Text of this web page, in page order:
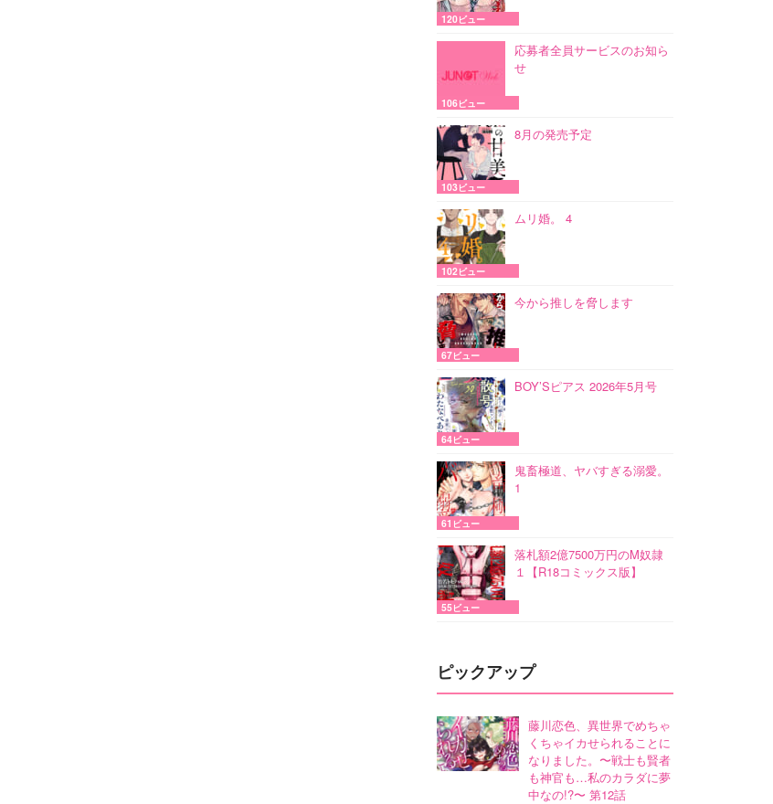
120ビュー
応募者全員サービスのお知ら
せ
106ビュー
8月の発売予定
103ビュー
ムリ婚。 4
102ビュー
今から推しを脅します
67ビュー
BOY’Sピアス 2026年5月号
64ビュー
鬼畜極道、ヤバすぎる溺愛。
1
61ビュー
落札額2億7500万円のM奴隷
１【R18コミックス版】
55ビュー
ピックアップ
藤川恋色、異世界でめちゃ
くちゃイカせられることに
なりました。〜戦士も賢者
も神官も…私のカラダに夢
中なの!?〜 第12話